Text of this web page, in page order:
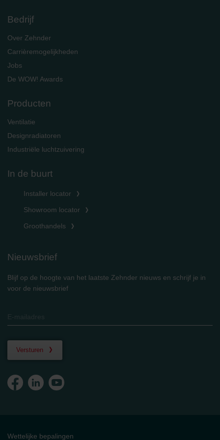
Zehnder Group Nederland bv: Privacyverklaringen
Zehnder Group Schweiz AG: Datenschutz
Zehnder Polska Sp. z o.o.: Oświadczenie o ochronie
danych Zehnder
Bedrijf
Over Zehnder
Carrièremogelijkheden
Jobs
De WOW! Awards
Producten
Ventilatie
Designradiatoren
Industriële luchtzuivering
In de buurt
Installer locator
Showroom locator
Groothandels
Nieuwsbrief
Blijf op de hoogte van het laatste Zehnder nieuws en schrijf je in
voor de nieuwsbrief
Versturen
Wettelijke bepalingen